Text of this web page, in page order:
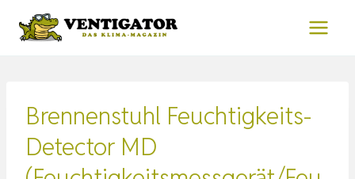
Inhalt
Brennenstuhl Feuchtigkeits-
Detector MD